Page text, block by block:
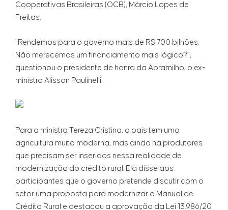
Cooperativas Brasileiras (OCB), Márcio Lopes de
Freitas.
“Rendemos para o governo mais de R$ 700 bilhões.
Não merecemos um financiamento mais lógico?”,
questionou o presidente de honra da Abramilho, o ex-
ministro Alisson Paulinelli.
Para a ministra Tereza Cristina, o país tem uma
agricultura muito moderna, mas ainda há produtores
que precisam ser inseridos nessa realidade de
modernização do crédito rural. Ela disse aos
participantes que o governo pretende discutir com o
setor uma proposta para modernizar o Manual de
Crédito Rural e destacou a aprovação da Lei 13.986/20